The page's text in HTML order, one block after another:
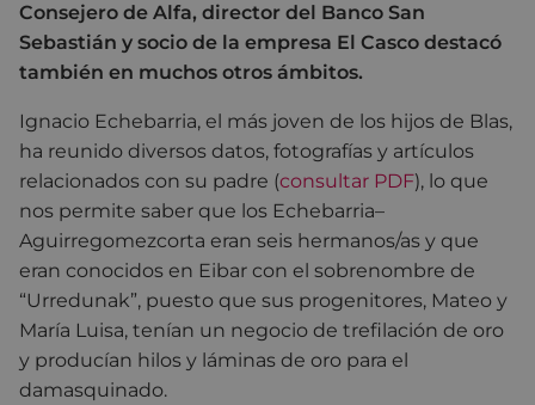
Consejero de Alfa, director del Banco San
Sebastián y socio de la empresa El Casco destacó
también en muchos otros ámbitos.
Ignacio Echebarria, el más joven de los hijos de Blas,
ha reunido diversos datos, fotografías y artículos
relacionados con su padre (consultar PDF), lo que
nos permite saber que los Echebarria–
Aguirregomezcorta eran seis hermanos/as y que
eran conocidos en Eibar con el sobrenombre de
“Urredunak”, puesto que sus progenitores, Mateo y
María Luisa, tenían un negocio de trefilación de oro
y producían hilos y láminas de oro para el
damasquinado.